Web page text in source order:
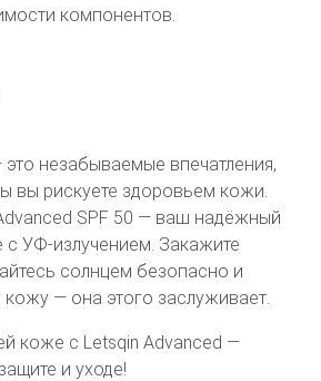
компонентов.
это незабываемые впечатления,
вы рискуете здоровьем кожи.
SPF 50 — ваш надёжный
УФ-излучением. Закажите
солнцем безопасно и
кожу — она этого заслуживает.
коже с Letsqin Advanced —
и уходе!